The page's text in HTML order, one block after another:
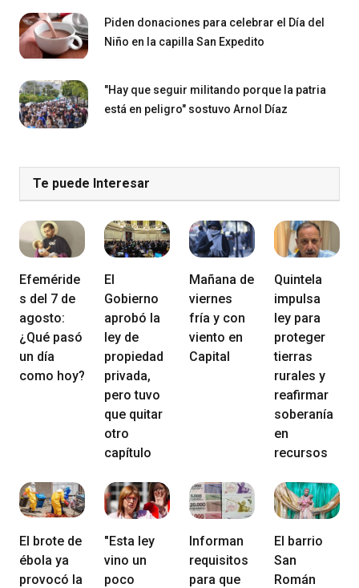
Piden donaciones para celebrar el Día del
Niño en la capilla San Expedito
"Hay que seguir militando porque la patria
está en peligro" sostuvo Arnol Díaz
Te puede Interesar
Efeméride
s del 7 de
agosto:
¿Qué pasó
un día
como hoy?
El
Gobierno
aprobó la
ley de
propiedad
privada,
pero tuvo
que quitar
otro
capítulo
Mañana de
viernes
fría y con
viento en
Capital
Quintela
impulsa
ley para
proteger
tierras
rurales y
reafirmar
soberanía
en
recursos
El brote de
ébola ya
provocó la
"Esta ley
vino un
poco
Informan
requisitos
para que
El barrio
San
Román